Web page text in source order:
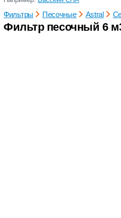
Фильтры Песочные Astral
Фильтр песочный 6